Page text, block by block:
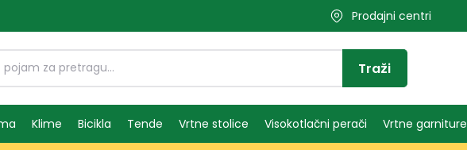
Prodajni centri
Traži
Klime Bicikla Tende Vrtne stolice Visokotlačni perači Vrtne garniture